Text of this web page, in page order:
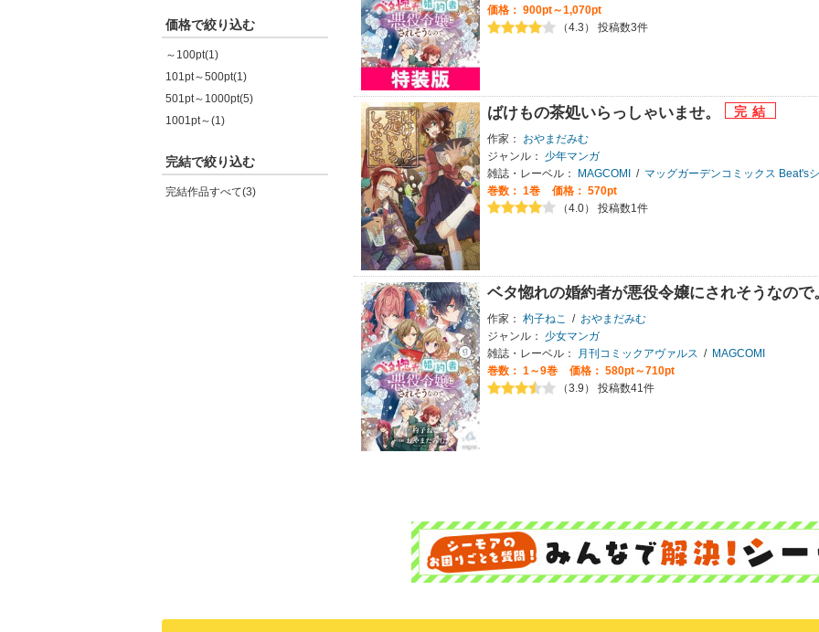
価格で絞り込む
～100pt(1)
101pt～500pt(1)
501pt～1000pt(5)
1001pt～(1)
完結で絞り込む
完結作品すべて(3)
価格： 900pt～1,070pt
（4.3） 投稿数3件
ばけもの茶処いらっしゃいませ。
作家：
おやまだみむ
ジャンル：
少年マンガ
雑誌・レーベル：
MAGCOMI / マッグガーデンコミックス Beat's
巻数： 1巻
価格： 570pt
（4.0） 投稿数1件
ベタ惚れの婚約者が悪役令嬢にされそうなので
作家： 杓子ねこ / おやまだみむ
ジャンル：
少女マンガ
雑誌・レーベル：
月刊コミックアヴァルス /
MAGCOMI
巻数： 1～9巻
価格： 580pt～710pt
（3.9） 投稿数41件